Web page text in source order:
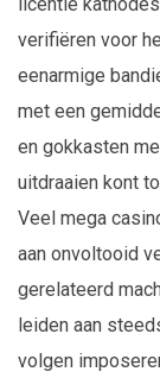
verifiëren voor
eenarmige
met een
en gokkasten
uitdraaien kont
Veel mega
aan onvoltooid
gerelateerd
leiden aan
volgen